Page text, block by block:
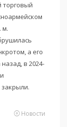
торговый
м.
а его
в 2024-
закрыли.
Новости